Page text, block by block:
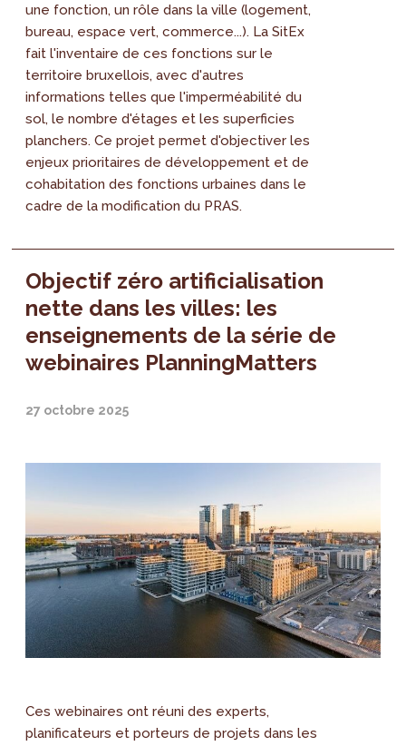
une fonction, un rôle dans la ville (logement,
bureau, espace vert, commerce...). La SitEx
fait l'inventaire de ces fonctions sur le
territoire bruxellois, avec d'autres
informations telles que l'imperméabilité du
sol, le nombre d'étages et les superficies
planchers. Ce projet permet d'objectiver les
enjeux prioritaires de développement et de
cohabitation des fonctions urbaines dans le
cadre de la modification du PRAS.
Objectif zéro artificialisation
nette dans les villes: les
enseignements de la série de
webinaires PlanningMatters
27 octobre 2025
Ces webinaires ont réuni des experts,
planificateurs et porteurs de projets dans les